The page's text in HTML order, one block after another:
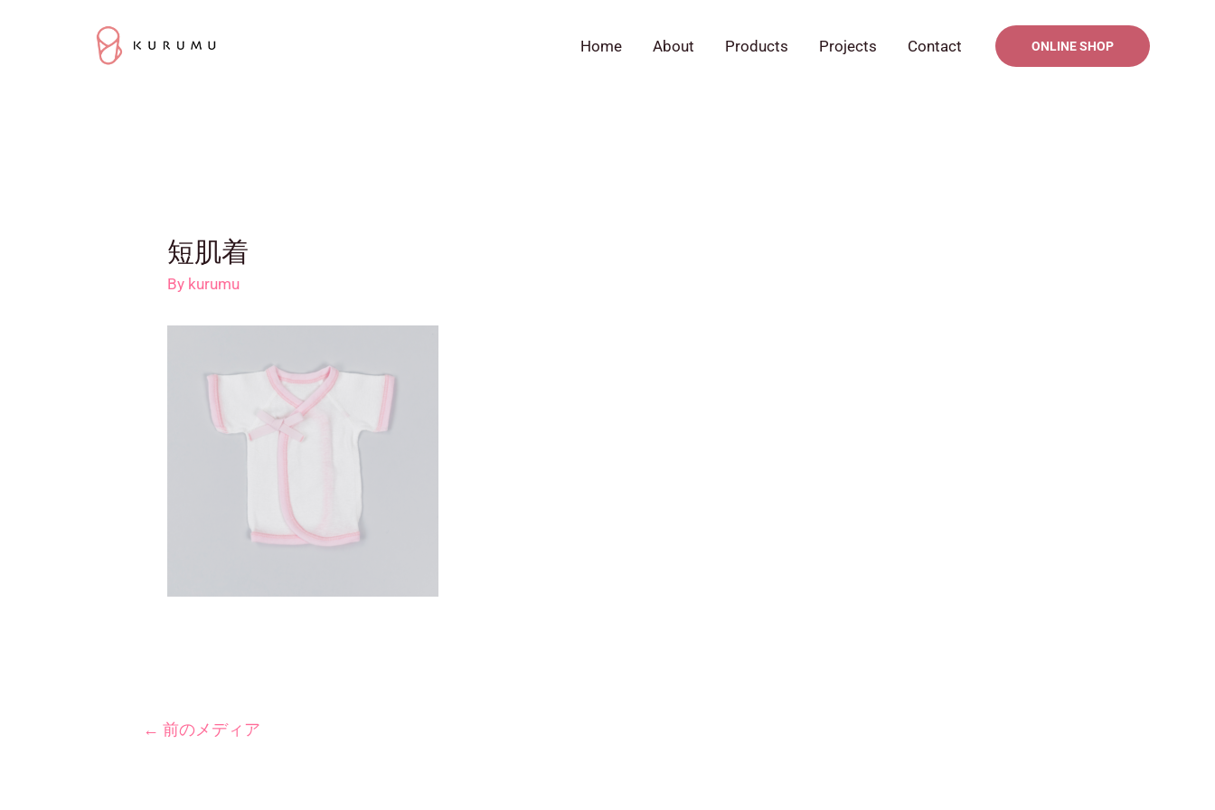
Home About Products Projects Contact ONLINE SHOP
短肌着
By kurumu
← 前のメディア